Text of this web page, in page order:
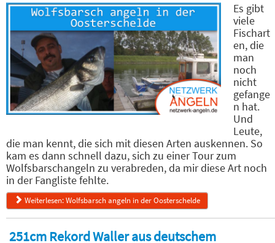
Es gibt
viele
Fischart
en, die
man
noch
nicht
gefange
n hat.
Und
Leute,
die man kennt, die sich mit diesen Arten auskennen. So
kam es dann schnell dazu, sich zu einer Tour zum
Wolfsbarschangeln zu verabreden, da mir diese Art noch
in der Fangliste fehlte.
Weiterlesen: Wolfsbarsch angeln in der Oosterschelde
251cm Rekord Waller aus deutschem